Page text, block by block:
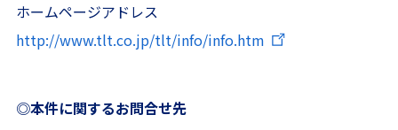
ホームページアドレス
http://www.tlt.co.jp/tlt/info/info.htm
◎本件に関するお問合せ先